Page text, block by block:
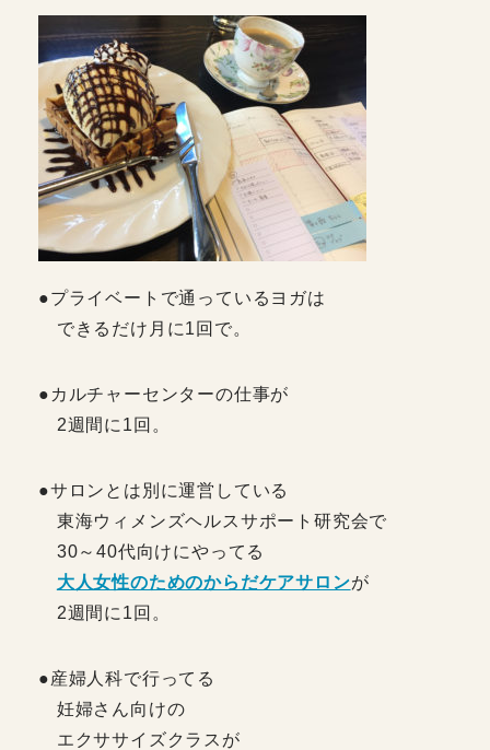
●プライベートで通っているヨガは
できるだけ月に1回で。
●カルチャーセンターの仕事が
2週間に1回。
●サロンとは別に運営している
東海ウィメンズヘルスサポート研究会で
30～40代向けにやってる
大人女性のためのからだケアサロンが
2週間に1回。
●産婦人科で行ってる
妊婦さん向けの
エクササイズクラスが